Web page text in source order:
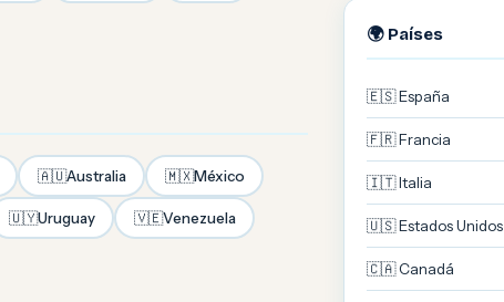
🇦🇺Australia 🇲🇽México
🇺🇾Uruguay 🇻🇪Venezuela
🌍 Países
🇪🇸 España
🇫🇷 Francia
🇮🇹 Italia
🇺🇸 Estados Unidos
🇨🇦 Canadá